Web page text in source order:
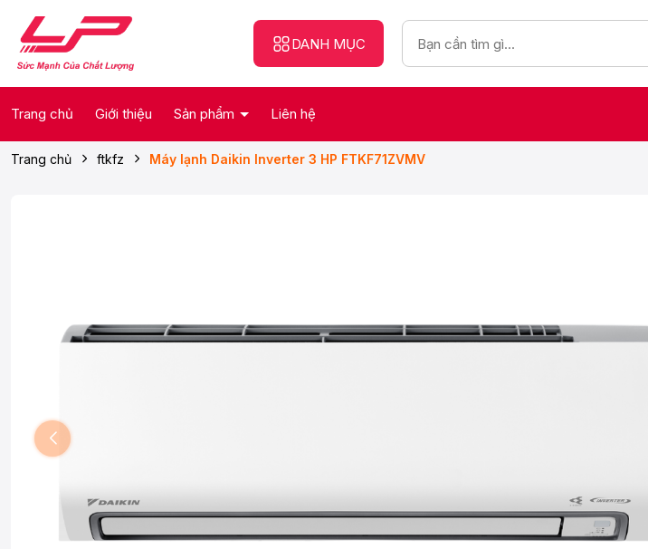
DANH MỤC
Trang chủ Giới thiệu Sản phẩm Liên hệ
Trang chủ ftkfz Máy lạnh Daikin Inverter 3 HP FTKF71ZVMV